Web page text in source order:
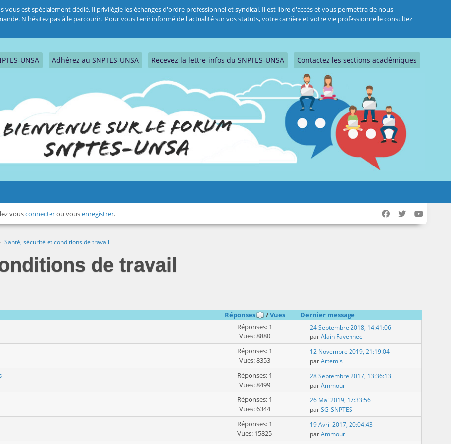
vous est spécialement dédié. Il privilégie les échanges d'ordre professionnel et syndical. Il est libre d'accès et vous permettra de nous
N'hésitez pas à le parcourir. Pour vous tenir informé de l'actualité sur vos statuts, votre carrière et votre vie professionnelle consultez
UNSA Adhérez au SNPTES-UNSA Recevez la lettre-infos du SNPTES-UNSA Contactez les sections académiques
vousconnecterou vousenregistrer.
Santé, sécurité et conditions de travail
de travail
Réponses /Vues
Dernier message
Réponses: 1
Vues: 8880
24 Septembre 2018, 14:41:06
parAlain Favennec
Réponses: 1
Vues: 8353
12 Novembre 2019, 21:19:04
parArtemis
Réponses: 1
Vues: 8499
28 Septembre 2017, 13:36:13
parAmmour
Réponses: 1
Vues: 6344
26 Mai 2019, 17:33:56
parSG-SNPTES
Réponses: 1
Vues: 15825
19 Avril 2017, 20:04:43
parAmmour